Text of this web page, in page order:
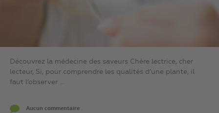
Découvrez la médecine des saveurs Chère lectrice, cher
lecteur, Si, pour comprendre les qualités d’une plante, il
faut l’observer ...
Aucun commentaire .